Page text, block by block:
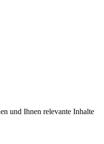
und Ihnen relevante Inhalte